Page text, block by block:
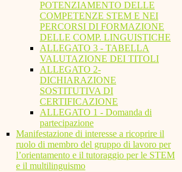
POTENZIAMENTO DELLE
COMPETENZE STEM E NEI
PERCORSI DI FORMAZIONE
DELLE COMP. LINGUISTICHE
ALLEGATO 3 - TABELLA
VALUTAZIONE DEI TITOLI
ALLEGATO 2-
DICHIARAZIONE
SOSTITUTIVA DI
CERTIFICAZIONE
ALLEGATO 1 - Domanda di
partecipazione
Manifestazione di interesse a ricoprire il
ruolo di membro del gruppo di lavoro per
l’orientamento e il tutoraggio per le STEM
e il multilinguismo